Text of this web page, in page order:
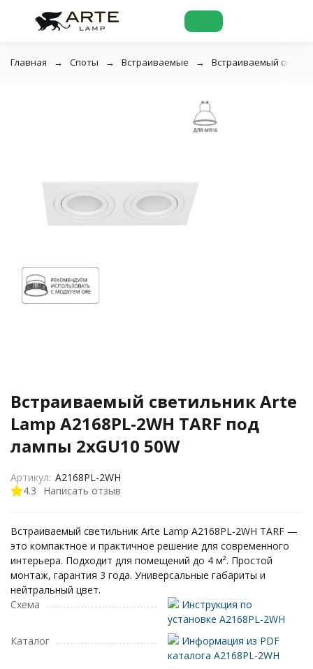
Главная Споты Встраиваемые Встраиваемый
Встраиваемый светильник Arte
Lamp A2168PL-2WH TARF под
лампы 2xGU10 50W
4.3 Написать отзыв
Артикул: A2168PL-2WH
Встраиваемый светильник Arte Lamp A2168PL-2WH TARF —
это компактное и практичное решение для современного
интерьера. Подходит для помещений до 4 м². Простой
монтаж, гарантия 3 года. Универсальные габариты и
нейтральный цвет.
Схема
Инструкция по
установке A2168PL-2WH
Каталог
Информация из PDF
каталога A2168PL-2WH